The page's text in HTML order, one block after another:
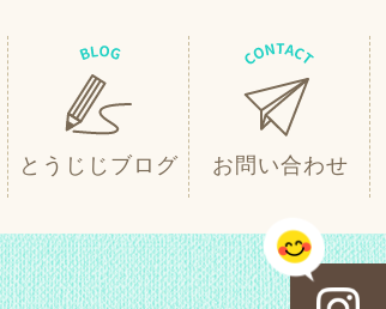
とうじじブログ お問い合わせ